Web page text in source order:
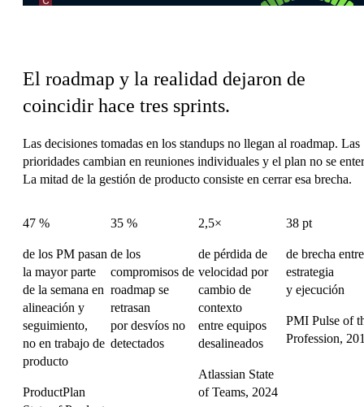
El roadmap y la realidad dejaron de
coincidir hace tres sprints.
Las decisiones tomadas en los standups no llegan al roadmap. Las
prioridades cambian en reuniones individuales y el plan no se
La mitad de la gestión de producto consiste en cerrar esa brecha.
47 %
de los PM pasan
la mayor parte
de la semana en
alineación y
seguimiento,
no en trabajo de
producto
ProductPlan
35 %
de los
compromisos de
roadmap se
retrasan
por desvíos no
detectados
2,5×
de pérdida de
velocidad por
cambio de
contexto
entre equipos
desalineados
Atlassian State
of Teams, 2024
38 pt
de brecha entre
estrategia
y ejecución
PMI Pulse of
Profession,